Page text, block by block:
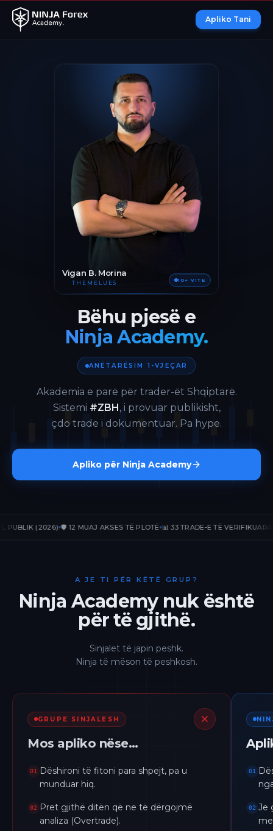
Apliko Tani
Vigan B. Morina
THEMELUES 10+ VITE
Bëhu pjesë e
Ninja Academy.
ANËTARËSIM 1-VJEÇAR
Akademia e parë për trader-ët Shqiptarë.
Sistemi #ZBH, i provuar publikisht,
çdo trade i dokumentuar. Pa hype.
Apliko për Ninja Academy
(2026) 🛡️ 12 MUAJ AKSES TË PLOTË 📊 33 TRADE-E TË VERIFIKUARA 📈
A JE TI PËR KËTË GRUP?
Ninja Academy nuk është
për të gjithë.
Sinjalet të japin peshk.
Ninja të mëson të peshkosh.
GRUPE SINJALESH
Mos apliko nëse…
01
Dëshironi të fitoni para shpejt, pa u
munduar hiq.
02
Pret gjithë ditën që ne të dërgojmë
analiza (Overtrade).
01
02 Je